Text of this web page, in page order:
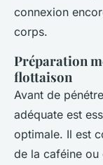
connexion
corps.
Préparation
flottaison
Avant de
adéquate est
optimale. Il est
de la caféine ou